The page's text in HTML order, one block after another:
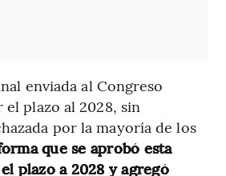
enviada al Congreso
plazo al 2028, sin
por la mayoría de los
que se aprobó esta
plazo a 2028 y agregó